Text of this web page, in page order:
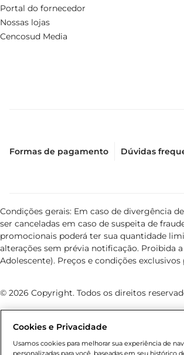
Portal do fornecedor
Nossas lojas
Cencosud Media
Formas de pagamento Dúvidas
Condições gerais: Em caso de divergência
ser canceladas em caso de suspeita de
promocionais poderá ter sua quantidade
alterações sem prévia notificação. Proibida
Adolescente). Preços e condições exclusivos
© 2026 Copyright. Todos os direitos
Cookies e Privacidade
Usamos cookies para melhorar sua experiência de
personalizadas para você, baseadas em seu